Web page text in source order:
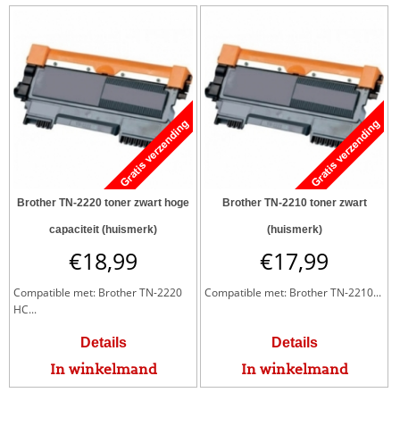
Brother TN-2220 toner zwart hoge
capaciteit (huismerk)
€18,99
Compatible met: Brother TN-2220
HC...
Details
In winkelmand
Brother TN-2210 toner zwart
(huismerk)
€17,99
Compatible met: Brother TN-2210...
Details
In winkelmand